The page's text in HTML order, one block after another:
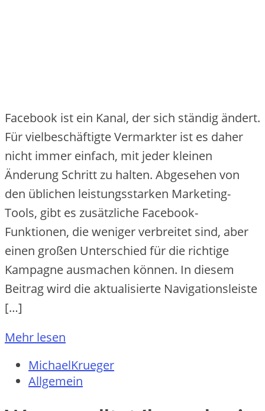
Facebook ist ein Kanal, der sich ständig ändert.
Für vielbeschäftigte Vermarkter ist es daher
nicht immer einfach, mit jeder kleinen
Änderung Schritt zu halten. Abgesehen von
den üblichen leistungsstarken Marketing-
Tools, gibt es zusätzliche Facebook-
Funktionen, die weniger verbreitet sind, aber
einen großen Unterschied für die richtige
Kampagne ausmachen können. In diesem
Beitrag wird die aktualisierte Navigationsleiste
[…]
Mehr lesen
MichaelKrueger
Allgemein